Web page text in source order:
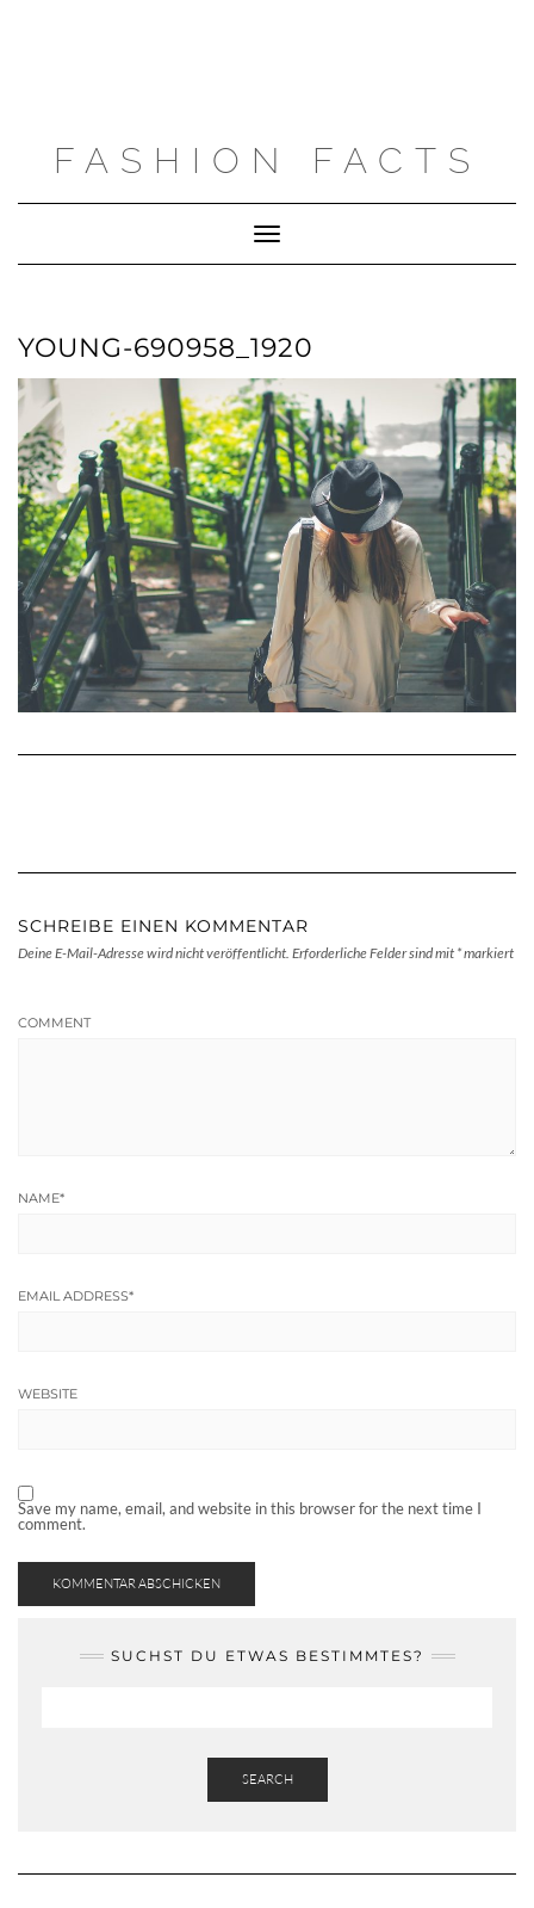
FASHION FACTS
Toggle
Navigation
YOUNG-690958_1920
SCHREIBE EINEN KOMMENTAR
Deine E-Mail-Adresse wird nicht veröffentlicht. Erforderliche Felder sind mit *markiert
COMMENT
NAME*
EMAIL ADDRESS*
WEBSITE
Save my name, email, and website in this browser for the next time I
comment.
SUCHST DU ETWAS BESTIMMTES?
SEARCH